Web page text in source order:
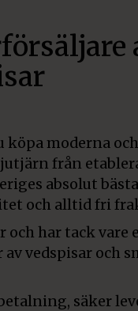
köpa moderna
från
absolut
och alltid fri
har tack vare
vedspisar och
säker